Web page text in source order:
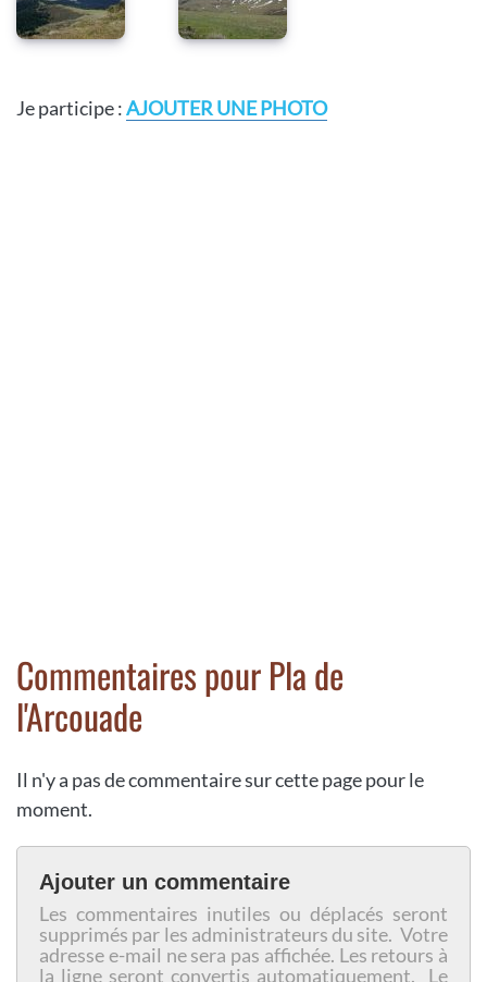
Je participe :AJOUTER UNE PHOTO
Commentaires pour Pla de
l'Arcouade
Il n'y a pas de commentaire sur cette page pour le
moment.
Ajouter un commentaire
Les commentaires inutiles ou déplacés seront
supprimés par les administrateurs du site. Votre
adresse e-mail ne sera pas affichée. Les retours à
la ligne seront convertis automatiquement. Le